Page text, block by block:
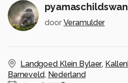
door Veramulder
Landgoed Klein Bylaer,
Barneveld, Nederland